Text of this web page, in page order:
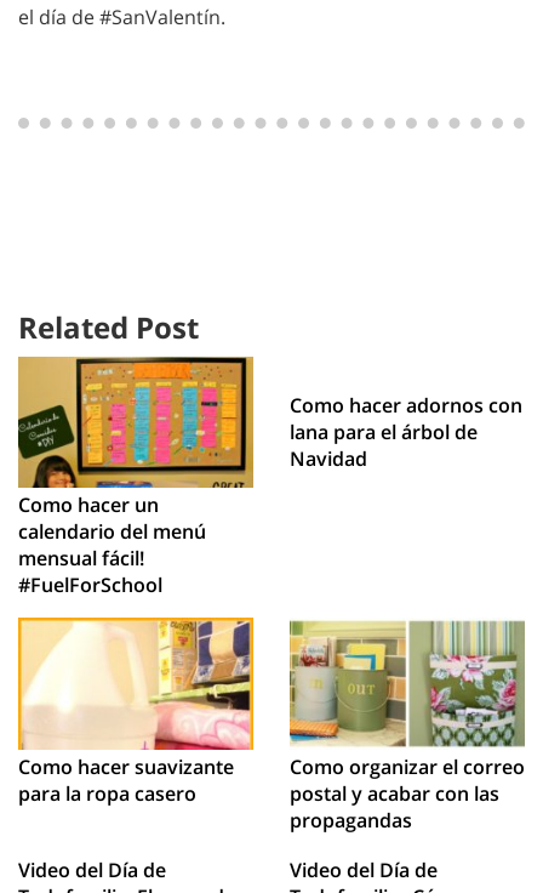
el día de #SanValentín.
Related Post
Como hacer un
calendario del menú
mensual fácil!
#FuelForSchool
Como hacer adornos con
lana para el árbol de
Navidad
Como hacer suavizante
para la ropa casero
Como organizar el correo
postal y acabar con las
propagandas
Video del Día de
Video del Día de